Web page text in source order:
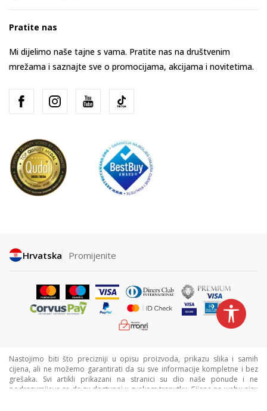
Pratite nas
Mi dijelimo naše tajne s vama. Pratite nas na društvenim
mrežama i saznajte sve o promocijama, akcijama i novitetima.
Hrvatska Promijenite
Nastojimo biti što precizniji u opisu proizvoda, prikazu slika i samih
cijena, ali ne možemo garantirati da su sve informacije kompletne i bez
grešaka. Svi artikli prikazani na stranici su dio naše ponude i ne
podrazumijeva se da su dostupni u svakom trenutku. Cijene na webu nisu